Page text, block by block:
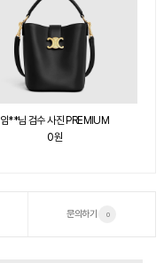
임**님 검수 사진 PREMIUM
0원
문의하기 0